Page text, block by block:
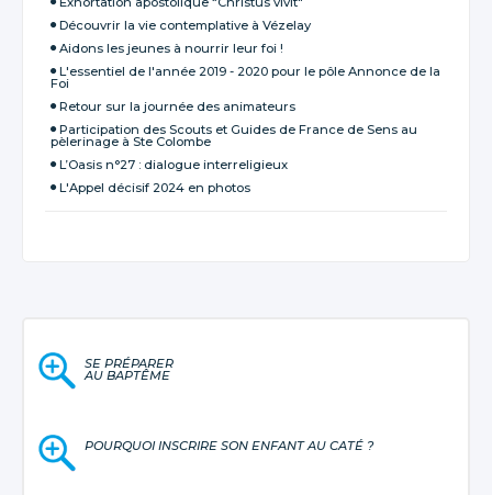
Découvrir la vie contemplative à Vézelay
Aidons les jeunes à nourrir leur foi !
L'essentiel de l'année 2019 - 2020 pour le pôle Annonce de la
Foi
Retour sur la journée des animateurs
Participation des Scouts et Guides de France de Sens au
pèlerinage à Ste Colombe
L’Oasis n°27 : dialogue interreligieux
L'Appel décisif 2024 en photos
SE PRÉPARER
AU BAPTÊME
POURQUOI INSCRIRE SON ENFANT AU CATÉ ?